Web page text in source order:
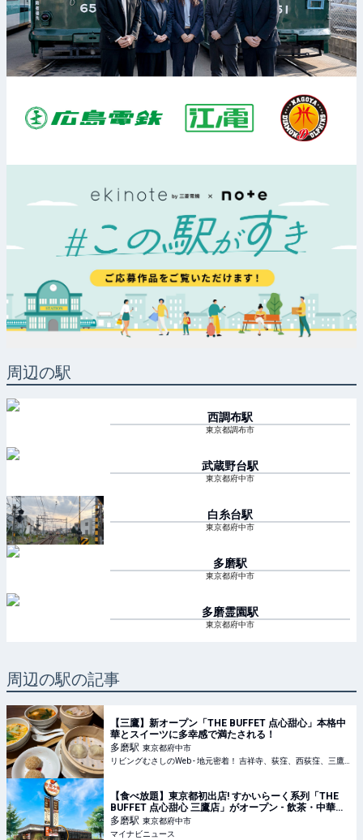
周辺の駅
西調布駅
東京都調布市
武蔵野台駅
東京都府中市
白糸台駅
東京都府中市
多磨駅
東京都府中市
多磨霊園駅
東京都府中市
周辺の駅の記事
【三鷹】新オープン「THE BUFFET 点心甜心」本格中
華とスイーツに多幸感で満たされる！
多磨駅 東京都府中市
【食べ放題】東京都初出店! すかいらーく系列「THE
BUFFET 点心甜心 三鷹店」がオープン - 飲茶・中華・
麻辣湯と選べるスイーツ
多磨駅 東京都府中市
マイナビニュース